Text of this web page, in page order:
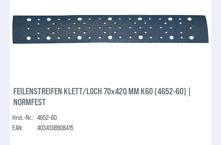
FEILENSTREIFEN KLETT/LOCH 70x420 MM K60 (4652-60) |
NORMFEST
Hrst.-Nr.: 4652-60
EAN:
4034138908415